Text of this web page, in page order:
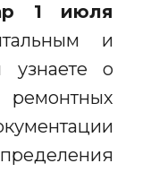
1 июля
и
узнаете о